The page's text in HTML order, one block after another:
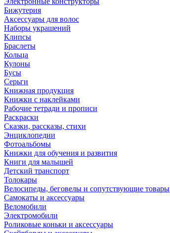
Бижутерия
Аксессуары для волос
Наборы украшений
Клипсы
Браслеты
Кольца
Кулоны
Бусы
Серьги
Книжная продукция
Книжки с наклейками
Рабочие тетради и прописи
Раскраски
Сказки, рассказы, стихи
Энциклопедии
Фотоальбомы
Книжки для обучения и развития
Книги для малышей
Детский транспорт
Толокары
Велосипеды, беговелы и сопутствующие товары
Самокаты и аксессуары
Веломобили
Электромобили
Роликовые коньки и аксессуары